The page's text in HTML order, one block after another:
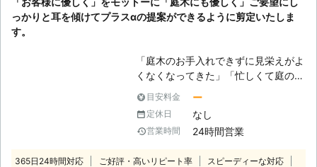
しました！ ※弊社受付の満足度調査よ
り これからもお客様に高品質なサー
くお願いいたします！
るだけではありません。いつでも目に
入る場所だからこそ見た目にこだわっ
定の意味としては美観を整えるのみで
はなく、元気のない枝や生長の妨げに
なる枝を取り除くことで、栄養を効率
よくいき渡らせて木全体を元気にする
メリットがあります。 これからも庭
木を楽しむためにも、剪定によって内
側から美観を整えましょう。そのとき
っかりと耳を傾けてプラスαの提案ができるように剪定いたしま
す。
「庭木のお手入れできずに見栄えがよ
くなくなってきた」「忙しくて庭の手
入れをする時間をなかなか時間が取れ
ない」とお困りではありませんか。
便利屋藤一は、お忙しいお客様に代わ
ってプロの技術で庭木をすっきりとき
庭にすてきな庭木があっても、放って
目安料金 ー
定休日 なし
営業時間 24時間営業
365日24時間対応 ご好評・高いリピート率
スピーディーな対応